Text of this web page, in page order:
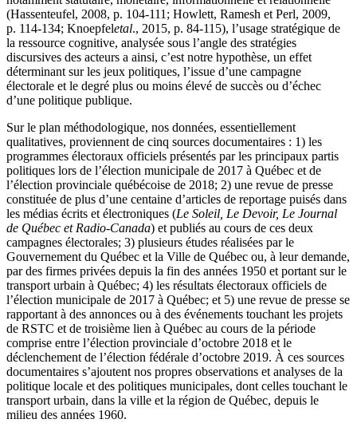
(Hassenteufel, 2008, p. 104-111; Howlett, Ramesh et Perl, 2009,
p. 114-134; Knoepfeletal., 2015, p. 84-115), l’usage stratégique de
la ressource cognitive, analysée sous l’angle des stratégies
discursives des acteurs a ainsi, c’est notre hypothèse, un effet
déterminant sur les jeux politiques, l’issue d’une campagne
électorale et le degré plus ou moins élevé de succès ou d’échec
d’une politique publique.
Sur le plan méthodologique, nos données, essentiellement
qualitatives, proviennent de cinq sources documentaires : 1) les
programmes électoraux officiels présentés par les principaux partis
politiques lors de l’élection municipale de 2017 à Québec et de
l’élection provinciale québécoise de 2018; 2) une revue de presse
constituée de plus d’une centaine d’articles de reportage puisés dans
les médias écrits et électroniques (Le Soleil, Le Devoir, Le Journal
de Québec et Radio-Canada) et publiés au cours de ces deux
campagnes électorales; 3) plusieurs études réalisées par le
Gouvernement du Québec et la Ville de Québec ou, à leur demande,
par des firmes privées depuis la fin des années 1950 et portant sur le
transport urbain à Québec; 4) les résultats électoraux officiels de
l’élection municipale de 2017 à Québec; et 5) une revue de presse se
rapportant à des annonces ou à des événements touchant les projets
de RSTC et de troisième lien à Québec au cours de la période
comprise entre l’élection provinciale d’octobre 2018 et le
déclenchement de l’élection fédérale d’octobre 2019. À ces sources
documentaires s’ajoutent nos propres observations et analyses de la
politique locale et des politiques municipales, dont celles touchant le
transport urbain, dans la ville et la région de Québec, depuis le
milieu des années 1960.